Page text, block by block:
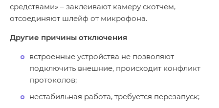
средствами» – заклеивают камеру скотчем,
отсоединяют шлейф от микрофона.
Другие причины отключения
встроенные устройства не позволяют
подключить внешние, происходит конфликт
протоколов;
нестабильная работа, требуется перезапуск;